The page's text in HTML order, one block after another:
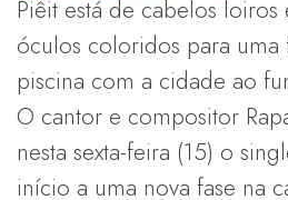
Piêit está de cabelos loiros
óculos coloridos para
piscina com a cidade ao
O cantor e compositor
nesta sexta-feira (15) o
início a uma nova fase na